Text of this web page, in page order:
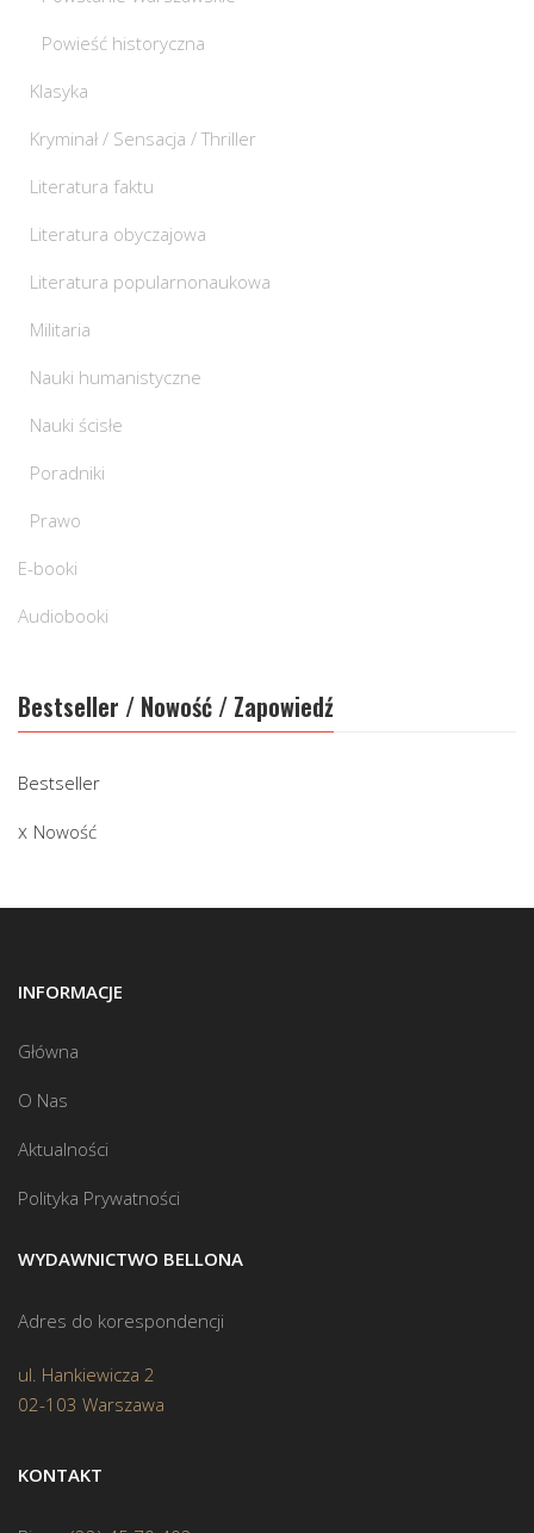
Powieść historyczna
Klasyka
Kryminał / Sensacja / Thriller
Literatura faktu
Literatura obyczajowa
Literatura popularnonaukowa
Militaria
Nauki humanistyczne
Nauki ścisłe
Poradniki
Prawo
E-booki
Audiobooki
Bestseller / Nowość / Zapowiedź
Bestseller
Nowość
INFORMACJE
Główna
O Nas
Aktualności
Polityka Prywatności
WYDAWNICTWO BELLONA
Adres do korespondencji
ul. Hankiewicza 2
02-103 Warszawa
KONTAKT